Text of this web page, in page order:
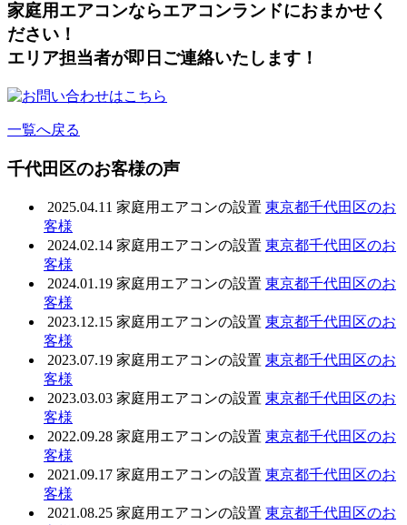
家庭用エアコンならエアコンランドにおまかせく
ださい！
エリア担当者が即日ご連絡いたします！
一覧へ戻る
千代田区のお客様の声
2025.04.11 家庭用エアコンの設置 東京都千代田区のお
客様
2024.02.14 家庭用エアコンの設置 東京都千代田区のお
客様
2024.01.19 家庭用エアコンの設置 東京都千代田区のお
客様
2023.12.15 家庭用エアコンの設置 東京都千代田区のお
客様
2023.07.19 家庭用エアコンの設置 東京都千代田区のお
客様
2023.03.03 家庭用エアコンの設置 東京都千代田区のお
客様
2022.09.28 家庭用エアコンの設置 東京都千代田区のお
客様
2021.09.17 家庭用エアコンの設置 東京都千代田区のお
客様
2021.08.25 家庭用エアコンの設置 東京都千代田区のお